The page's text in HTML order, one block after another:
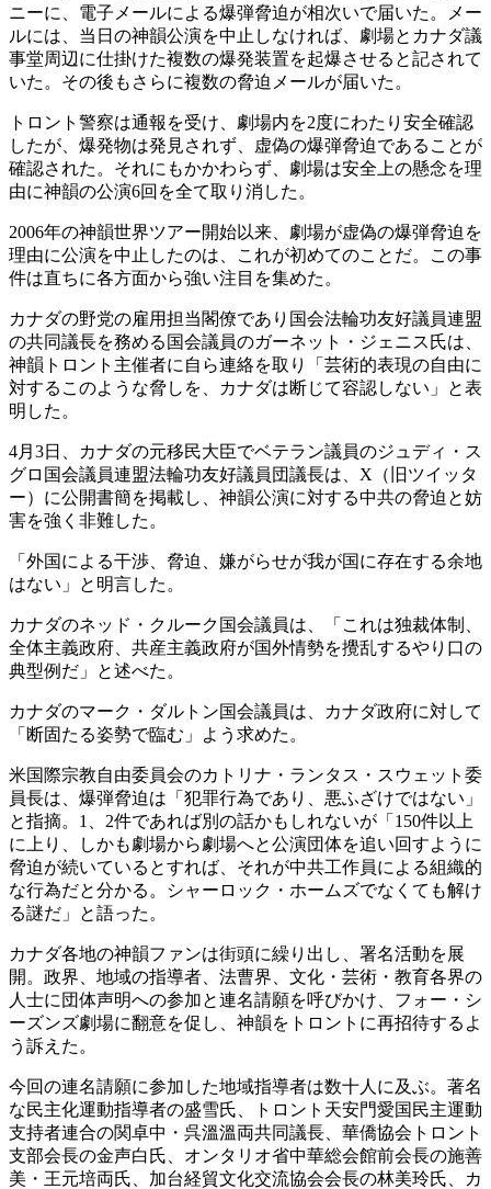
ニーに、電子メールによる爆弾脅迫が相次いで届いた。メー
ルには、当日の神韻公演を中止しなければ、劇場とカナダ議
事堂周辺に仕掛けた複数の爆発装置を起爆させると記されて
いた。その後もさらに複数の脅迫メールが届いた。
トロント警察は通報を受け、劇場内を2度にわたり安全確認
したが、爆発物は発見されず、虚偽の爆弾脅迫であることが
確認された。それにもかかわらず、劇場は安全上の懸念を理
由に神韻の公演6回を全て取り消した。
2006年の神韻世界ツアー開始以来、劇場が虚偽の爆弾脅迫を
理由に公演を中止したのは、これが初めてのことだ。この事
件は直ちに各方面から強い注目を集めた。
カナダの野党の雇用担当閣僚であり国会法輪功友好議員連盟
の共同議長を務める国会議員のガーネット・ジェニス氏は、
神韻トロント主催者に自ら連絡を取り「芸術的表現の自由に
対するこのような脅しを、カナダは断じて容認しない」と表
明した。
4月3日、カナダの元移民大臣でベテラン議員のジュディ・ス
グロ国会議員連盟法輪功友好議員団議長は、X（旧ツイッタ
ー）に公開書簡を掲載し、神韻公演に対する中共の脅迫と妨
害を強く非難した。
「外国による干渉、脅迫、嫌がらせが我が国に存在する余地
はない」と明言した。
カナダのネッド・クルーク国会議員は、「これは独裁体制、
全体主義政府、共産主義政府が国外情勢を攪乱するやり口の
典型例だ」と述べた。
カナダのマーク・ダルトン国会議員は、カナダ政府に対して
「断固たる姿勢で臨む」よう求めた。
米国際宗教自由委員会のカトリナ・ランタス・スウェット委
員長は、爆弾脅迫は「犯罪行為であり、悪ふざけではない」
と指摘。1、2件であれば別の話かもしれないが「150件以上
に上り、しかも劇場から劇場へと公演団体を追い回すように
脅迫が続いているとすれば、それが中共工作員による組織的
な行為だと分かる。シャーロック・ホームズでなくても解け
る謎だ」と語った。
カナダ各地の神韻ファンは街頭に繰り出し、署名活動を展
開。政界、地域の指導者、法曹界、文化・芸術・教育各界の
人士に団体声明への参加と連名請願を呼びかけ、フォー・シ
ーズンズ劇場に翻意を促し、神韻をトロントに再招待するよ
う訴えた。
今回の連名請願に参加した地域指導者は数十人に及ぶ。著名
な民主化運動指導者の盛雪氏、トロント天安門愛国民主運動
支持者連合の関卓中・呉溫溫両共同議長、華僑協会トロント
支部会長の金声白氏、オンタリオ省中華総会館前会長の施善
美・王元培両氏、加台経貿文化交流協会会長の林美玲氏、カ